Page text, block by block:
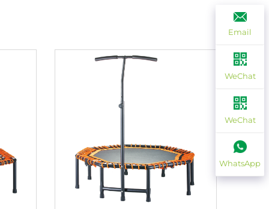
Email
WeChat
WeChat
WhatsApp